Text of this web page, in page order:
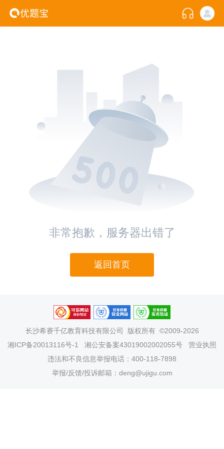
非常抱歉，服务器出错了
返回首页
长沙希赛千亿教育科技有限公司
版权所有 ©2009-2026
湘ICP备20013116号-1
湘公安备案43019002002055号
营业执照
违法和不良信息举报电话：400-118-7898
举报/反馈/投诉邮箱：deng@ujigu.com